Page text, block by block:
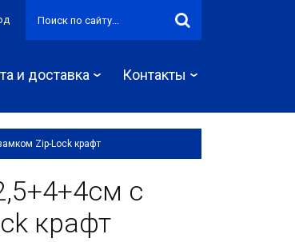
и доставка Контакты
Zip-Lock крафт
с
крафт